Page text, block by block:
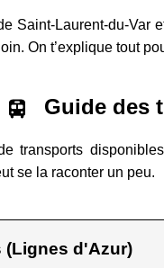
Saint-Laurent-du-Var
On t’explique tout
Guide des
transports
se la raconter un peu.
(Lignes d'Azur)